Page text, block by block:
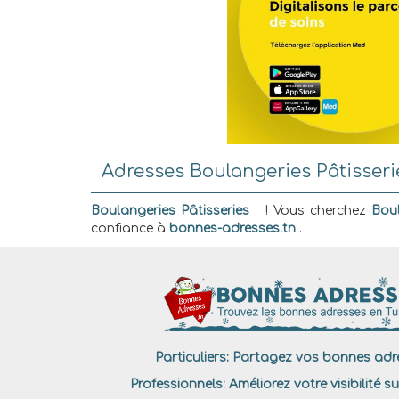
Adresses Boulangeries
Boulangeries Pâtisseries ! Vous cherchez
confiance à bonnes-adresses.tn .
Particuliers:Partagez vos bonnes
Professionnels:Améliorez votre visibilité